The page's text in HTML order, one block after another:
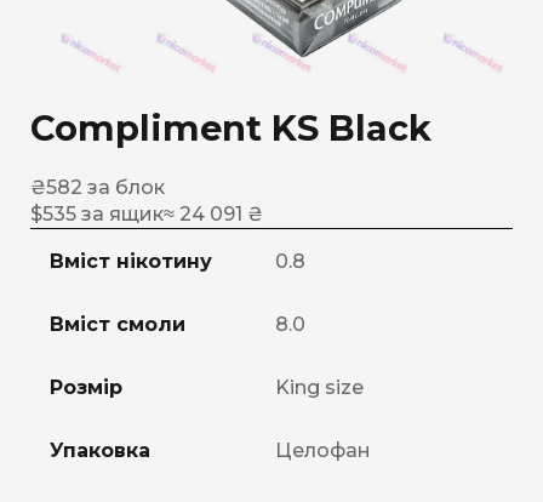
Compliment KS Black
₴582 за блок
$535 за ящик≈ 24 091 ₴
Вміст нікотину 0.8
Вміст смоли 8.0
Розмір King size
Упаковка Целофан